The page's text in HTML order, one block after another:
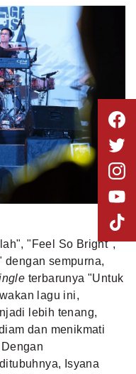
"Feel So Bright",
dengan sempurna,
terbarunya "Untuk
lagu ini,
lebih tenang,
dan menikmati
ditubuhnya, Isyana